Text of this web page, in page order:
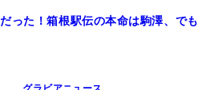
った！箱根駅伝の本命は駒澤、でも